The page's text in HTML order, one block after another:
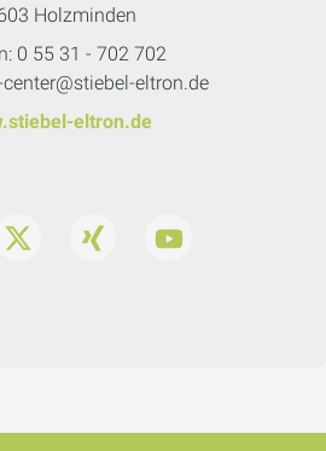
Holzminden
0 55 31 - 702 702
eltron.de
eltron.de